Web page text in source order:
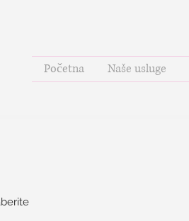
Početna Naše usluge